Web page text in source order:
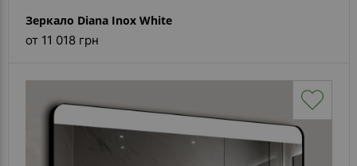
Зеркало Diana Inox White
от 11 018 грн